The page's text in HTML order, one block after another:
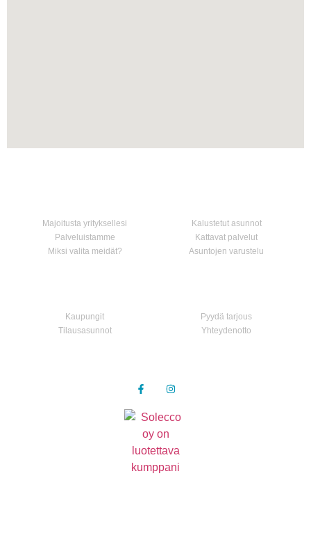
Majoitusta yrityksellesi
Palveluistamme
Miksi valita meidät?
Kalustetut asunnot
Kattavat palvelut
Asuntojen varustelu
Kaupungit
Tilausasunnot
Pyydä tarjous
Yhteydenotto